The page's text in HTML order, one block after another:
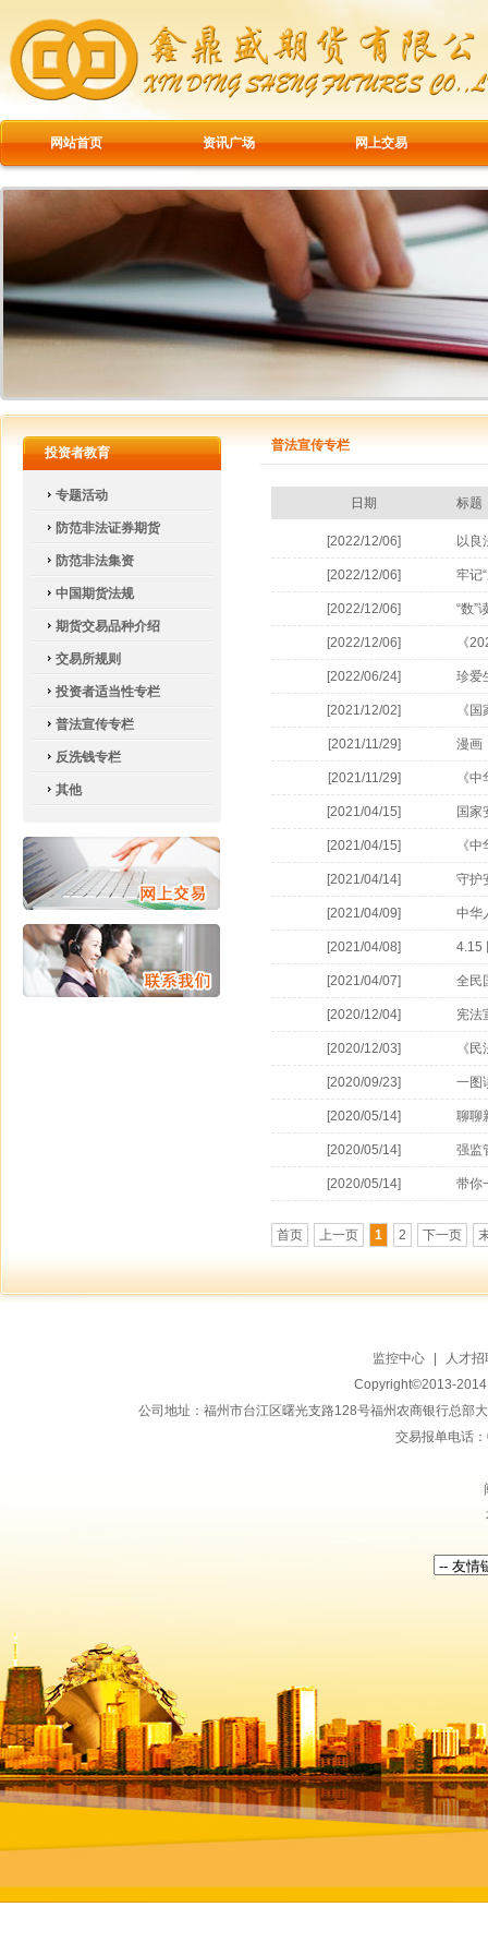
网站首页 资讯广场 网上交易
投资者教育
专题活动
防范非法证券期货
防范非法集资
中国期货法规
期货交易品种介绍
交易所规则
投资者适当性专栏
普法宣传专栏
反洗钱专栏
其他
普法宣传专栏
日期 标题
[2022/12/06] 以良
[2022/12/06] 牢记
[2022/12/06] “数”
[2022/12/06] 《
[2022/06/24] 珍爱
[2021/12/02] 《
[2021/11/29] 漫画
[2021/11/29] 《
[2021/04/15] 国家
[2021/04/15] 《
[2021/04/14] 守护
[2021/04/09] 中华
[2021/04/08] 4.15
[2021/04/07] 全民
[2020/12/04] 宪法
[2020/12/03] 《
[2020/09/23] 一图
[2020/05/14] 聊聊
[2020/05/14] 强监
[2020/05/14] 带你
首页 上一页 1 2 下一页
监控中心
人才招
Copyright©2013-
公司地址：福州市台江区曙光支路128号福州农商银行总
交易报单电话